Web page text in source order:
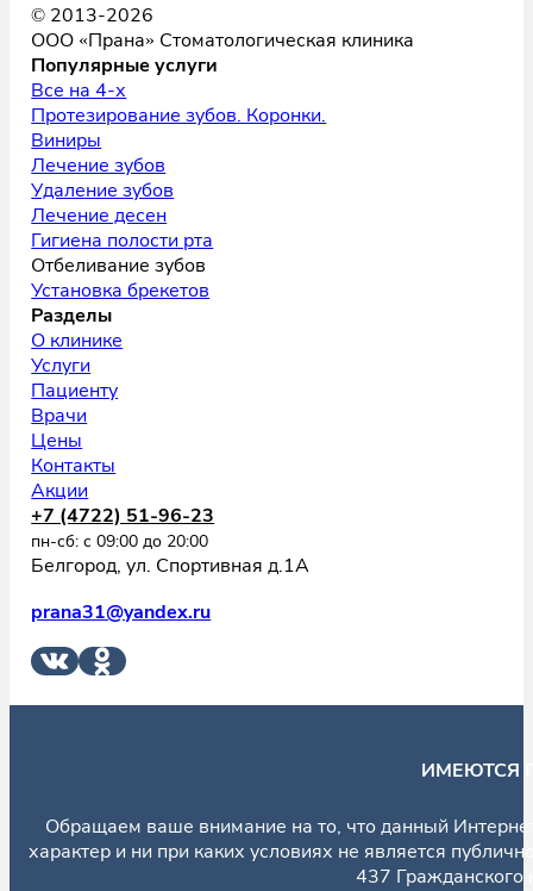
© 2013-2026
ООО «Прана» Стоматологическая клиника
Популярные услуги
Все на 4-х
Протезирование зубов. Коронки.
Виниры
Лечение зубов
Удаление зубов
Лечение десен
Гигиена полости рта
Отбеливание зубов
Установка брекетов
Разделы
О клинике
Услуги
Пациенту
Врачи
Цены
Контакты
Акции
+7 (4722) 51-96-23
пн-сб: с 09:00 до 20:00
Белгород, ул. Спортивная д.1А
prana31@yandex.ru
ИМЕЮТСЯ
Обращаем ваше внимание на то, что данный
характер и ни при каких условиях не является
437 Гражданского